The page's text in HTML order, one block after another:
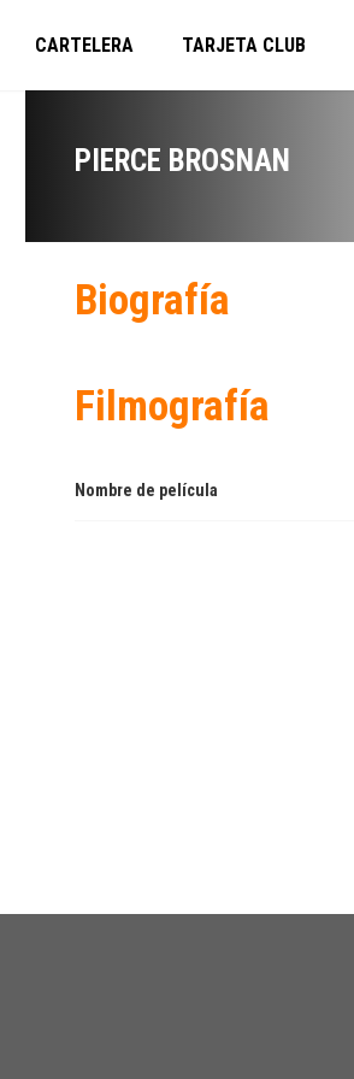
CARTELERA TARJETA CLUB
PIERCE BROSNAN
Biografía
Filmografía
Nombre de película